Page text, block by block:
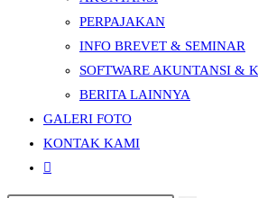
PERPAJAKAN
INFO BREVET & SEMINAR
SOFTWARE AKUNTANSI &
BERITA LAINNYA
GALERI FOTO
KONTAK KAMI